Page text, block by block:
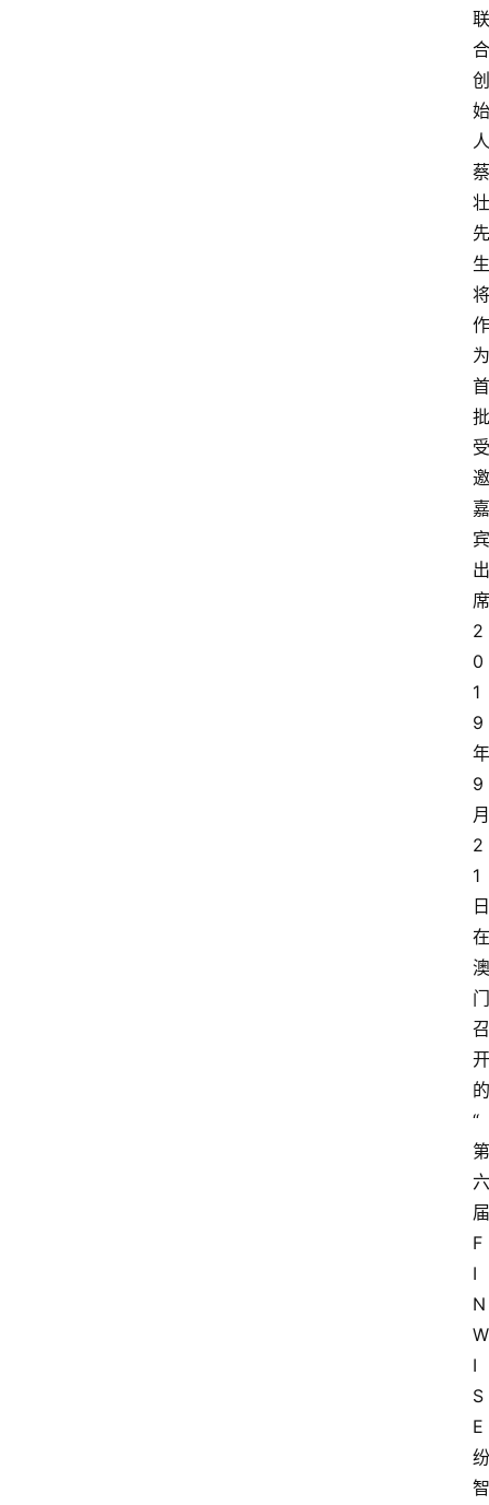
联
合
创
始
人
蔡
壮
先
生
将
作
为
首
批
受
邀
嘉
宾
出
席
2
0
1
9
年
9
月
2
1
日
在
澳
门
召
开
的
“
第
六
届
F
I
N
W
I
S
E
纷
智